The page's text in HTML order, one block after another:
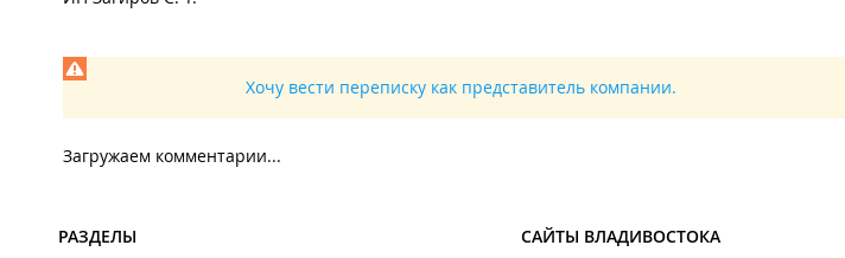
Хочу вести переписку как представитель компании.
Загружаем комментарии...
РАЗДЕЛЫ САЙТЫ ВЛАДИВОСТОКА